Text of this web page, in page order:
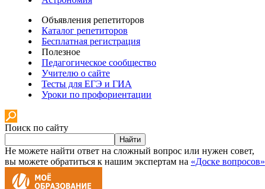
Объявления репетиторов
Каталог репетиторов
Бесплатная регистрация
Полезное
Педагогическое сообщество
Учителю о сайте
Тесты для ЕГЭ и ГИА
Уроки по профориентации
Поиск по сайту
Найти
Не можете найти ответ на сложный вопрос или нужен совет,
вы можете обратиться к нашим экспертам на «Доске вопросов»